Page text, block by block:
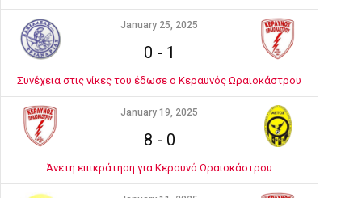
January 25, 2025
0 - 1
Συνέχεια στις νίκες του έδωσε ο Κεραυνός Ωραιοκάστρου
January 19, 2025
8 - 0
Άνετη επικράτηση για Κεραυνό Ωραιοκάστρου